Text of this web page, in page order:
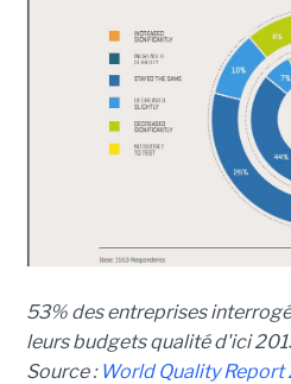
53% des entreprises
leurs budgets qualité d'ici
Source : World Quality